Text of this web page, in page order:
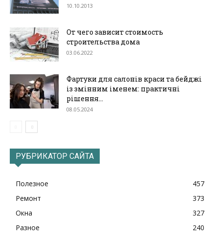
10.10.2013
От чего зависит стоимость
строительства дома
03.06.2022
Фартуки для салонів краси та бейджі
із змінним іменем: практичні
рішення...
08.05.2024
РУБРИКАТОР САЙТА
Полезное
457
Ремонт
373
Окна
327
Разное
240